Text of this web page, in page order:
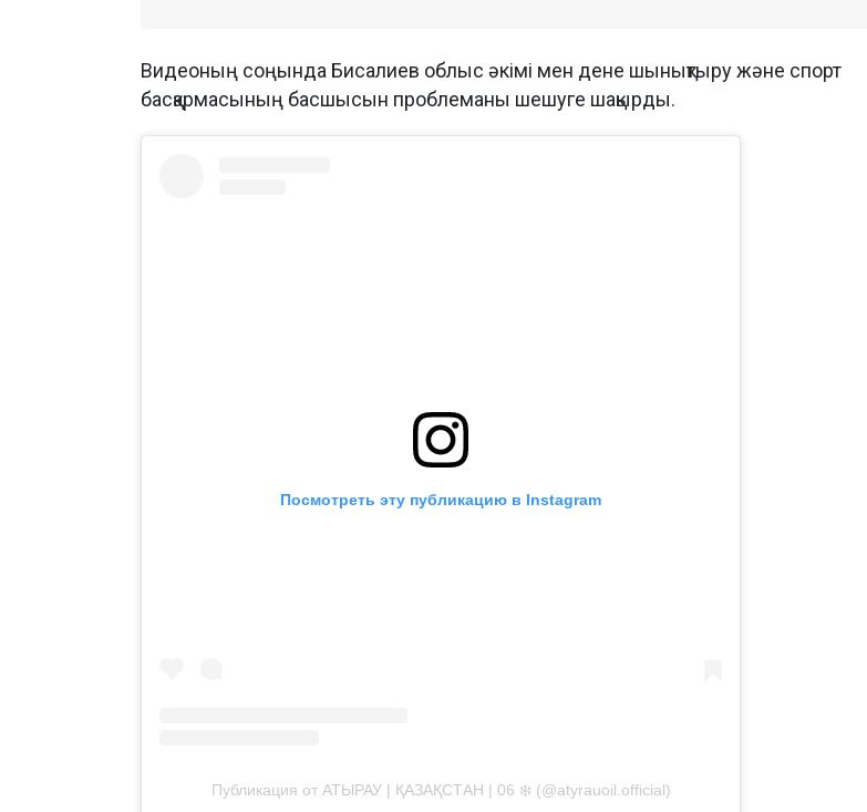
Видеоның соңында Бисалиев облыс әкімі мен дене шынықтыру және спорт
басқармасының басшысын проблеманы шешуге шақырды.
Посмотреть эту публикацию в Instagram
Публикация от АТЫРАУ | ҚАЗАҚСТАН | 06 ❄️ (@atyrauoil.official)